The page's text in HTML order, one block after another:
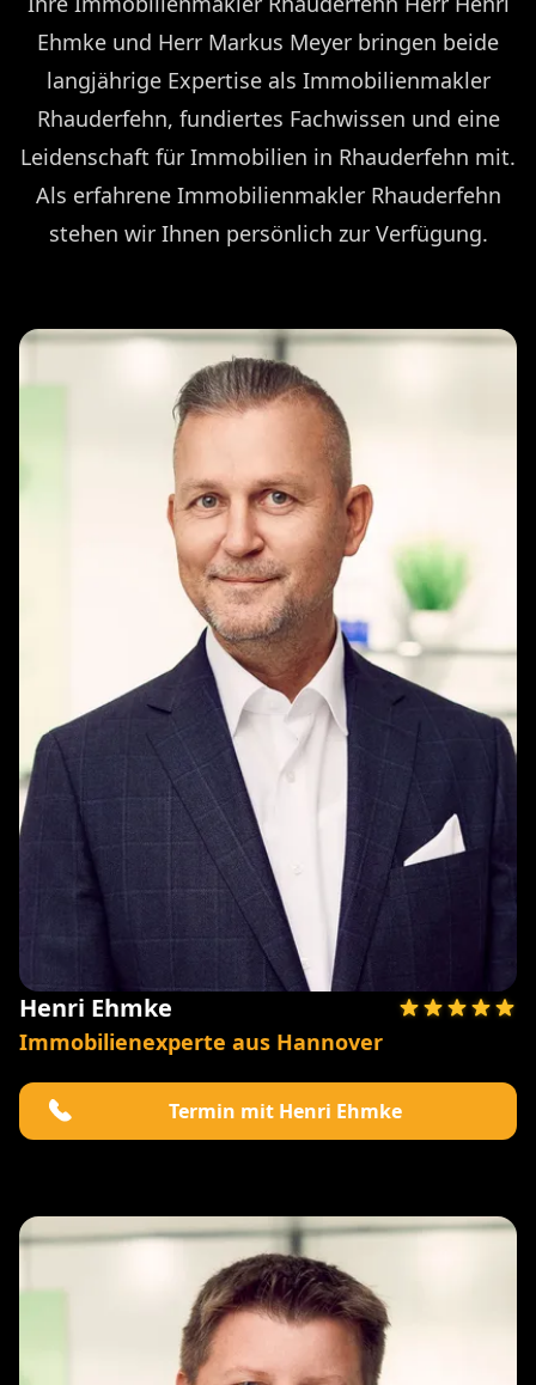
Ehmke und Herr Markus Meyer bringen beide
langjährige Expertise als Immobilienmakler
Rhauderfehn, fundiertes Fachwissen und eine
Leidenschaft für Immobilien in Rhauderfehn mit.
Als erfahrene Immobilienmakler Rhauderfehn
stehen wir Ihnen persönlich zur Verfügung.
Henri Ehmke
Immobilienexperte aus Hannover
Termin mit Henri Ehmke